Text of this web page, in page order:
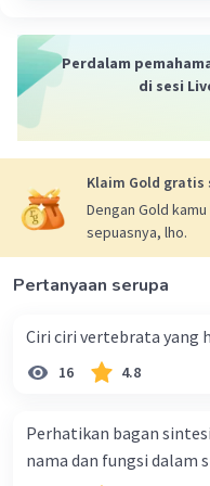
yang dibutuhkan
5. Glikoprotein
glikoprotein yang
target manusia.
Struktur HIV
sistem kekebalan
sel T CD4, yang
dari sistem
terapi anti-HIV dan
mengendalikan
S. Agita Master
Perdalam
di sesi
Klaim Gold gratis
Dengan Gold
sepuasnya, lho.
Pertanyaan serupa
Ciri ciri vertebrata yang
16 4.8
Perhatikan bagan sintesis
nama dan fungsi dalam